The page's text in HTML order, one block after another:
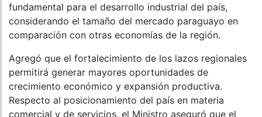
fundamental para el desarrollo industrial del país,
considerando el tamaño del mercado paraguayo en
comparación con otras economías de la región.
Agregó que el fortalecimiento de los lazos regionales
permitirá generar mayores oportunidades de
crecimiento económico y expansión productiva.
Respecto al posicionamiento del país en materia
comercial y de servicios, el Ministro aseguró que el